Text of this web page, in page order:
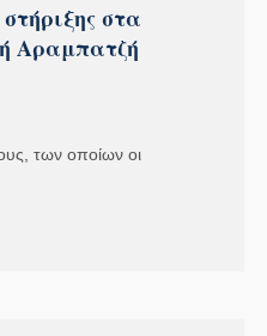
στα
Αραμπατζή
των οποίων οι